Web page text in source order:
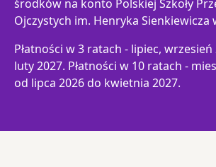
środków na konto Polskiej Szkoły
Ojczystych im. Henryka Sienkiewicza
Płatności w 3 ratach - lipiec, wrzesień
luty 2027. Płatności w 10 ratach -
od lipca 2026 do kwietnia 2027.